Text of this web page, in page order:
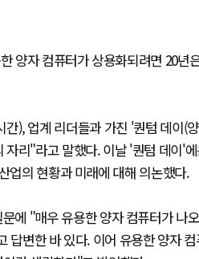
양자 컴퓨터가 상용화되려면 20년
), 업계 리더들과 가진 '퀀텀 데이(
리"라고 말했다. 이날 '퀀텀 데이'
업의 현황과 미래에 대해 의논했다.
에 "매우 유용한 양자 컴퓨터가 나
변한 바 있다. 이어 유용한 양자